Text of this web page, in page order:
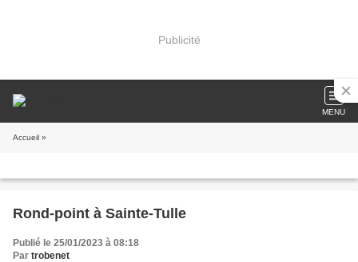
Publicité
MENU
Accueil »
Rond-point à Sainte-Tulle
Publié le 25/01/2023 à 08:18
Par trobenet